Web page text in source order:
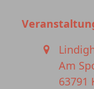
Am
63791